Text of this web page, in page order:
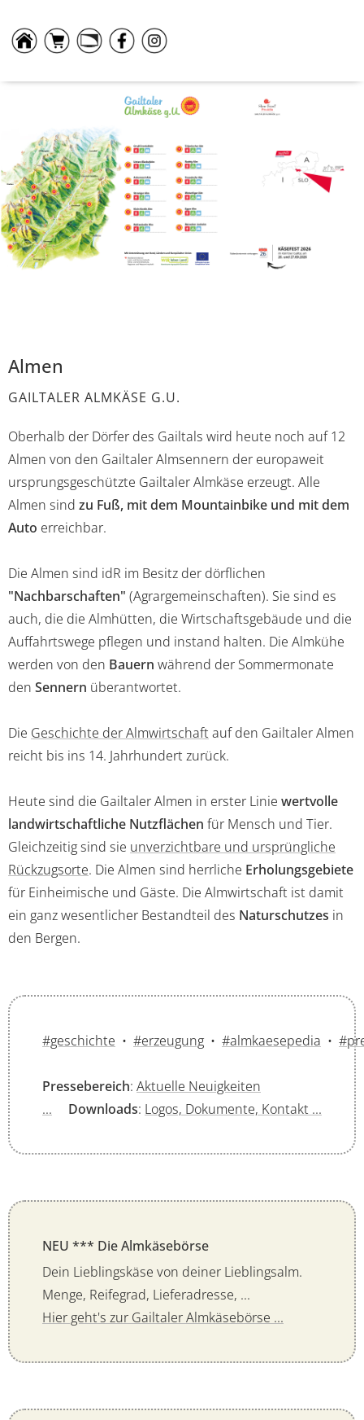
Almen
GAILTALER ALMKÄSE G.U.
Oberhalb der Dörfer des Gailtals wird heute noch auf 12
Almen von den Gailtaler Almsennern der europaweit
ursprungsgeschützte Gailtaler Almkäse erzeugt. Alle
Almen sind zu Fuß, mit dem Mountainbike und mit dem
Auto erreichbar.
Die Almen sind idR im Besitz der dörflichen
"Nachbarschaften" (Agrargemeinschaften). Sie sind es
auch, die die Almhütten, die Wirtschaftsgebäude und die
Auffahrtswege pflegen und instand halten. Die Almkühe
werden von den Bauern während der Sommermonate
den Sennern überantwortet.
Die Geschichte der Almwirtschaft auf den Gailtaler Almen
reicht bis ins 14. Jahrhundert zurück.
Heute sind die Gailtaler Almen in erster Linie wertvolle
landwirtschaftliche Nutzflächen für Mensch und Tier.
Gleichzeitig sind sie unverzichtbare und ursprüngliche
Rückzugsorte. Die Almen sind herrliche Erholungsgebiete
für Einheimische und Gäste. Die Almwirtschaft ist damit
ein ganz wesentlicher Bestandteil des Naturschutzes in
den Bergen.
#geschichte • #erzeugung • #almkaesepedia •
Pressebereich: Aktuelle Neuigkeiten
...
Downloads: Logos, Dokumente, Kontakt ...
NEU *** Die Almkäsebörse
Dein Lieblingskäse von deiner Lieblingsalm.
Menge, Reifegrad, Lieferadresse, ...
Hier geht's zur Gailtaler Almkäsebörse ...